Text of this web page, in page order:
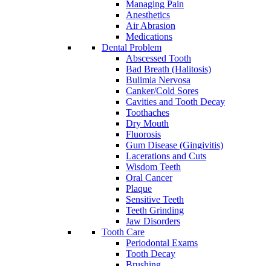
Managing Pain
Anesthetics
Air Abrasion
Medications
Dental Problem
Abscessed Tooth
Bad Breath (Halitosis)
Bulimia Nervosa
Canker/Cold Sores
Cavities and Tooth Decay
Toothaches
Dry Mouth
Fluorosis
Gum Disease (Gingivitis)
Lacerations and Cuts
Wisdom Teeth
Oral Cancer
Plaque
Sensitive Teeth
Teeth Grinding
Jaw Disorders
Tooth Care
Periodontal Exams
Tooth Decay